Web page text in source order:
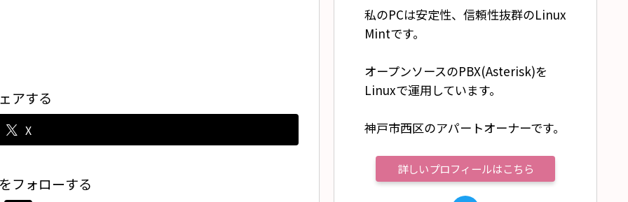
アする
X
フォローする
私のPCは安定性、信頼性抜群のLinux
Mintです。
オープンソースのPBX(Asterisk)を
Linuxで運用しています。
神戸市西区のアパートオーナーです。
詳しいプロフィールはこちら